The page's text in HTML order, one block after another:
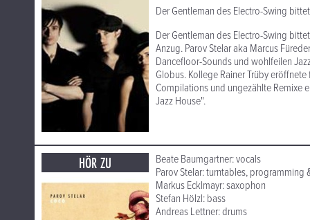
Der Gentleman des Electro-Swing
Der Gentleman des Electro-Swing
Anzug. Parov Stelar aka Marcus
Dancefloor-Sounds und wohlfeilen
Globus. Kollege Rainer Trüby
Compilations und ungezählte Remixe
Jazz House".
HÖR ZU
Beate Baumgartner: vocals
Parov Stelar: turntables, programming
Markus Ecklmayr: saxophon
Stefan Hölzl: bass
Andreas Lettner: drums